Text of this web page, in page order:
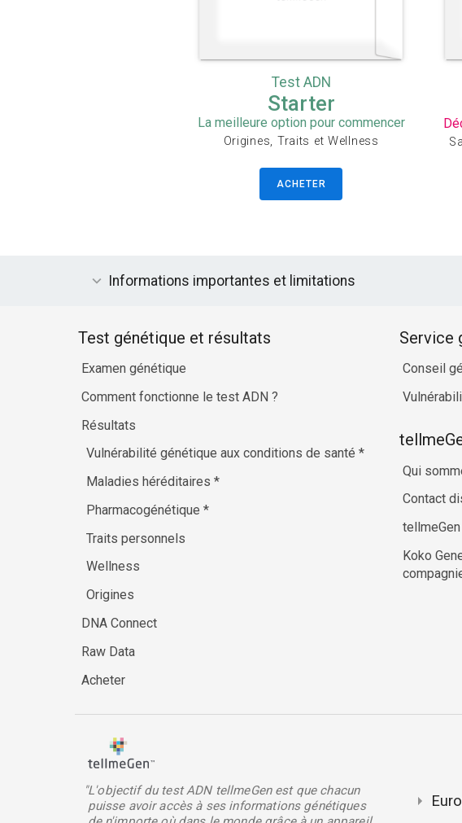
Test ADN
Starter
La meilleure option pour commencer
Origines, Traits et Wellness
ACHETER
Informations importantes et limitations
Test génétique et résultats
Examen génétique
Comment fonctionne le test ADN ?
Résultats
Vulnérabilité génétique aux conditions de santé *
Maladies héréditaires *
Pharmacogénétique *
Traits personnels
Wellness
Origines
DNA Connect
Raw Data
Acheter
Service
Conseil
Qui
Contact
Koko
"L'objectif du test ADN tellmeGen est que chacun
puisse avoir accès à ses informations génétiques